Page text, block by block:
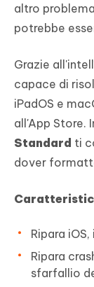
altro
potrebbe
Grazie
capace di
iPadOS e
all'App Store.
Standard ti
dover
Ripara
Ripara
sfarfallio